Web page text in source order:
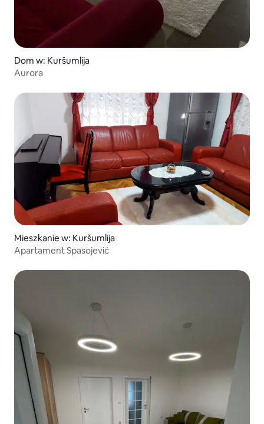
Dom w: Kuršumlija
Aurora
Mieszkanie w: Kuršumlija
Apartament Spasojević